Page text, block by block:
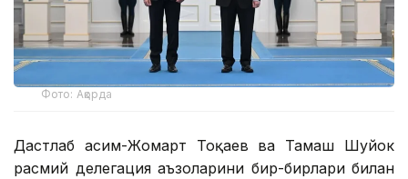
Фото: Ақорда
Дастлаб Қасим-Жомарт Тоқаев ва Тамаш Шуйок
расмий делегация аъзоларини бир-бирлари билан